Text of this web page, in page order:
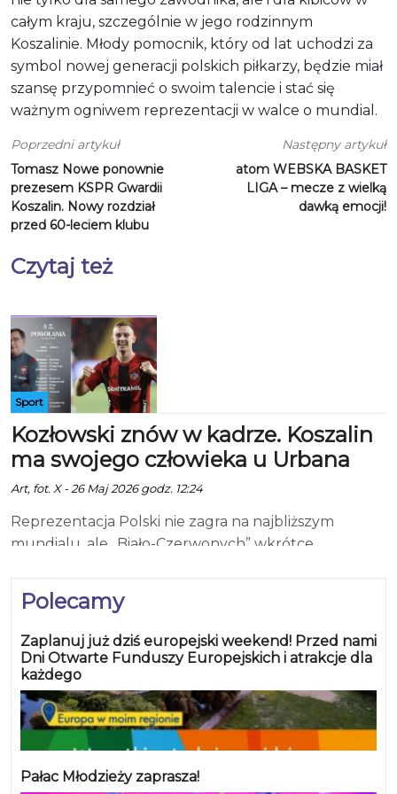
Polecamy
Zaplanuj już dziś europejski weekend! Przed nami
Dni Otwarte Funduszy Europejskich i atrakcje dla
każdego
Pałac Młodzieży zaprasza!
całym kraju, szczególnie w jego rodzinnym
Koszalinie. Młody pomocnik, który od lat uchodzi za
symbol nowej generacji polskich piłkarzy, będzie miał
szansę przypomnieć o swoim talencie i stać się
ważnym ogniwem reprezentacji w walce o mundial.
Poprzedni artykuł
Tomasz Nowe ponownie
prezesem KSPR Gwardii
Koszalin. Nowy rozdział
przed 60-leciem klubu
Następny artykuł
atom WEBSKA BASKET
LIGA – mecze z wielką
dawką emocji!
Czytaj też
Sport
Kozłowski znów w kadrze. Koszalin
ma swojego człowieka u Urbana
Art, fot. X - 26 Maj 2026 godz. 12:24
Reprezentacja Polski nie zagra na najbliższym
mundialu, ale „Biało-Czerwonych” wkrótce
Ukrainą oraz Nigerią. Selekcjoner ogłosił już listę
powołanych zawodników. Nas ucieszyła informacja o
obecności w kadrze Kacpra Kozłowskiego. To
nazwisko doskonale znane koszalińskim
sympatykom piłki nożnej. Kozłowski urodził się
przecież w Koszalinie i jest wychowankiem Bałtyku
Koszalin. To właśnie stąd rozpoczęła się jego droga na
Ekstraklasie jako 15-latek. Koszalinianin ponownie